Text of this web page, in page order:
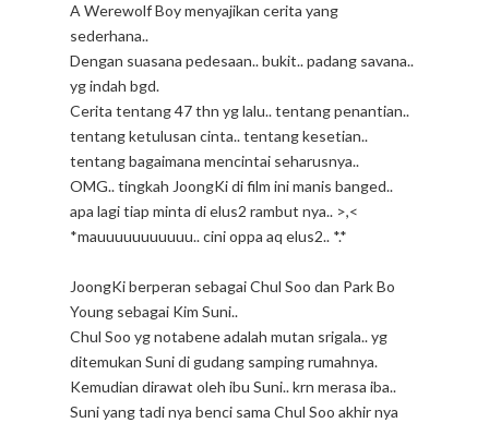
A Werewolf Boy menyajikan cerita yang
sederhana..
Dengan suasana pedesaan.. bukit.. padang savana..
yg indah bgd.
Cerita tentang 47 thn yg lalu.. tentang penantian..
tentang ketulusan cinta.. tentang kesetian..
tentang bagaimana mencintai seharusnya..
OMG.. tingkah JoongKi di film ini manis banged..
apa lagi tiap minta di elus2 rambut nya.. >,<
*mauuuuuuuuuuu.. cini oppa aq elus2.. *.*
JoongKi berperan sebagai Chul Soo dan Park Bo
Young sebagai Kim Suni..
Chul Soo yg notabene adalah mutan srigala.. yg
ditemukan Suni di gudang samping rumahnya.
Kemudian dirawat oleh ibu Suni.. krn merasa iba..
Suni yang tadi nya benci sama Chul Soo akhir nya